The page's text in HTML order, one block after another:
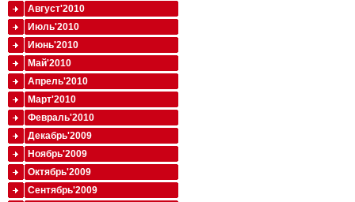
Август'2010
Июль'2010
Июнь'2010
Май'2010
Апрель'2010
Март'2010
Февраль'2010
Декабрь'2009
Ноябрь'2009
Октябрь'2009
Сентябрь'2009